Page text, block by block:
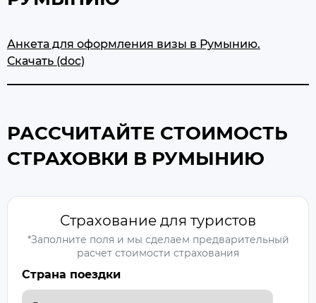
Анкета для оформления визы в Румынию.
Скачать (doc)
РАССЧИТАЙТЕ СТОИМОСТЬ
СТРАХОВКИ В РУМЫНИЮ
Страхование для туристов
*Заполните поля и мы сделаем предварительный
расчет стоимости страхования
Страна поездки